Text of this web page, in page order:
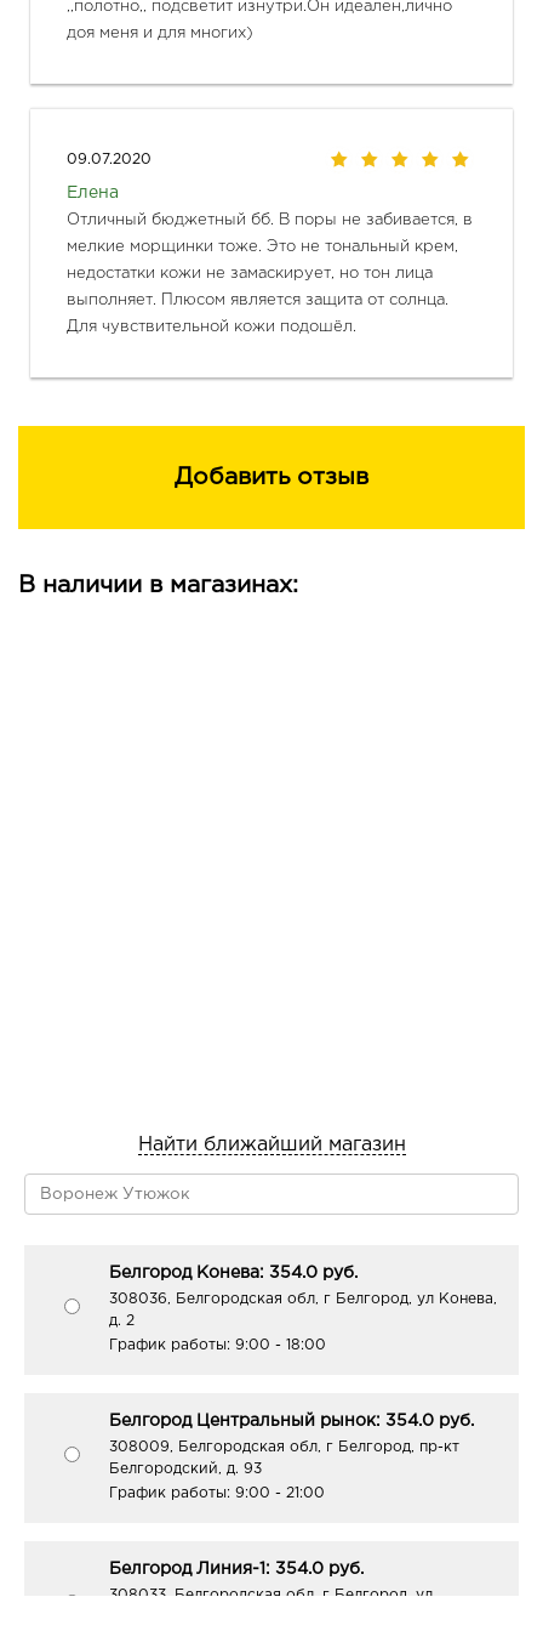
,,полотно,, подсветит изнутри.Он идеален,лично
доя меня и для многих)
09.07.2020
Елена
Отличный бюджетный бб. В поры не забивается, в
мелкие морщинки тоже. Это не тональный крем,
недостатки кожи не замаскирует, но тон лица
выполняет. Плюсом является защита от солнца.
Для чувствительной кожи подошёл.
Добавить отзыв
В наличии в магазинах:
Найти ближайший магазин
Белгород Конева: 354.0 руб.
308036, Белгородская обл, г Белгород, ул Конева,
д. 2
График работы: 9:00 - 18:00
Белгород Центральный рынок: 354.0 руб.
308009, Белгородская обл, г Белгород, пр-кт
Белгородский, д. 93
График работы: 9:00 - 21:00
Белгород Линия-1: 354.0 руб.
308033, Белгородская обл, г Белгород, ул